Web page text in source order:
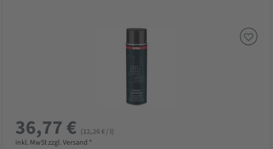
36,77 € (12,26 € / l)
inkl. MwSt zzgl. Versand *